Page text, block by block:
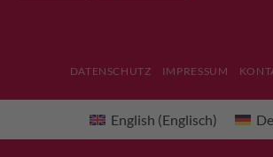
DATENSCHUTZ IMPRESSUM
English (Englisch)